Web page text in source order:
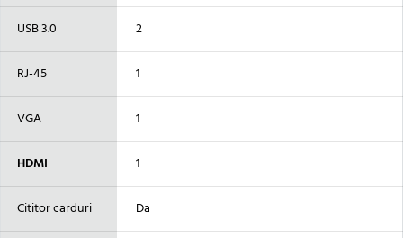
USB 3.0 2
RJ-45 1
VGA 1
HDMI 1
Cititor carduri Da